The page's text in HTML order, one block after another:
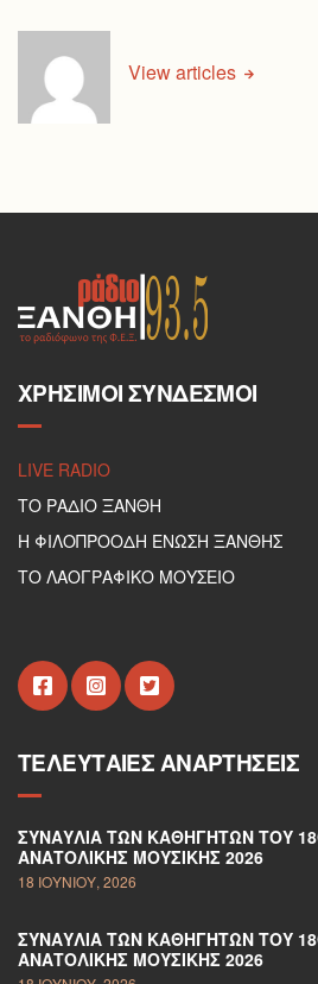
View articles
ΧΡΉΣΙΜΟΙ ΣΎΝΔΕΣΜΟΙ
LIVE RADIO
ΤΟ ΡΑΔΙΟ ΞΑΝΘΗ
Η ΦΙΛΟΠΡΟΟΔΗ ΕΝΩΣΗ ΞΑΝΘΗΣ
ΤΟ ΛΑΟΓΡΑΦΙΚΟ ΜΟΥΣΕΙΟ
ΤΕΛΕΥΤΑΊΕΣ ΑΝΑΡΤΉΣΕΙΣ
ΣΥΝΑΥΛΊΑ ΤΩΝ ΚΑΘΗΓΗΤΏΝ ΤΟΥ
ΑΝΑΤΟΛΙΚΉΣ ΜΟΥΣΙΚΉΣ 2026
18 ΙΟΥΝΊΟΥ, 2026
ΣΥΝΑΥΛΊΑ ΤΩΝ ΚΑΘΗΓΗΤΏΝ ΤΟΥ
ΑΝΑΤΟΛΙΚΉΣ ΜΟΥΣΙΚΉΣ 2026